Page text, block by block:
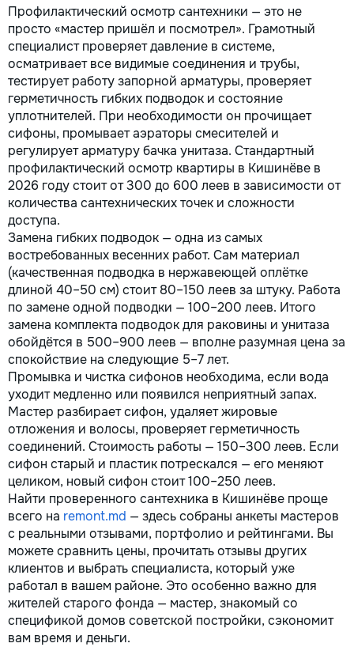
Профилактический осмотр сантехники — это не
просто «мастер пришёл и посмотрел». Грамотный
специалист проверяет давление в системе,
осматривает все видимые соединения и трубы,
тестирует работу запорной арматуры, проверяет
герметичность гибких подводок и состояние
уплотнителей. При необходимости он прочищает
сифоны, промывает аэраторы смесителей и
регулирует арматуру бачка унитаза. Стандартный
профилактический осмотр квартиры в Кишинёве в
2026 году стоит от 300 до 600 леев в зависимости от
количества сантехнических точек и сложности
доступа.
Замена гибких подводок — одна из самых
востребованных весенних работ. Сам материал
(качественная подводка в нержавеющей оплётке
длиной 40–50 см) стоит 80–150 леев за штуку. Работа
по замене одной подводки — 100–200 леев. Итого
замена комплекта подводок для раковины и унитаза
обойдётся в 500–900 леев — вполне разумная цена за
спокойствие на следующие 5–7 лет.
Промывка и чистка сифонов необходима, если вода
уходит медленно или появился неприятный запах.
Мастер разбирает сифон, удаляет жировые
отложения и волосы, проверяет герметичность
соединений. Стоимость работы — 150–300 леев. Если
сифон старый и пластик потрескался — его меняют
целиком, новый сифон стоит 100–250 леев.
Найти проверенного сантехника в Кишинёве проще
всего на remont.md — здесь собраны анкеты мастеров
с реальными отзывами, портфолио и рейтингами. Вы
можете сравнить цены, прочитать отзывы других
клиентов и выбрать специалиста, который уже
работал в вашем районе. Это особенно важно для
жителей старого фонда — мастер, знакомый со
спецификой домов советской постройки, сэкономит
вам время и деньги.